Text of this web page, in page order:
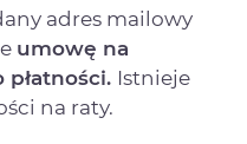
adres mailowy
umowę na
Istnieje
na raty.